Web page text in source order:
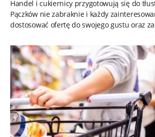
Handel i cukiernicy przygotowują się do
Pączków nie zabraknie i każdy
dostosować ofertę do swojego gustu oraz